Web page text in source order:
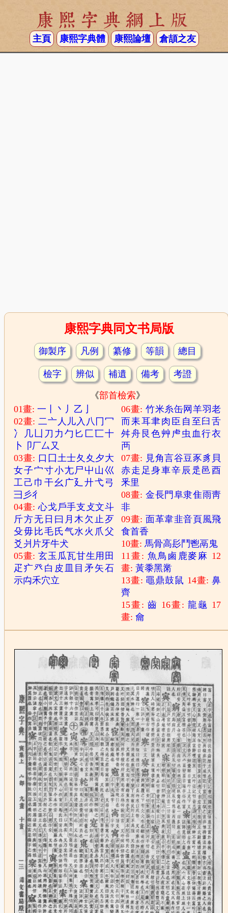
康熙字典網上版
主頁 康熙字典體 康熙論壇 倉頡之友
康熙字典同文书局版
御製序 凡例 纂修 等韻 總目
檢字 辨似 補遺 備考 考證
《部首檢索》
01畫:一 丶 丿 乙
02畫:二亠 人 儿入 八 冂冖
冫
几 凵 刀 力 勹 匕 匚匸十
卜
卩厂厶 又
03畫: 口 囗 土士夂 夊 夕大
女子宀寸小尢尸 屮 山巛
工 己 巾 干幺 广廴廾弋弓
彐 彡彳
04畫:心戈 戶手支 攴文斗
斤方无 日 曰 月木 欠止 歹
殳毋 比毛 氏气水 火 爪父
爻 爿 片牙牛犬
05畫:玄玉 瓜瓦甘生用 田
疋 疒癶 白 皮 目矛 矢石
示禸禾穴立
06畫: 竹米糸缶网 羊羽老
而耒耳聿肉 臣 自 至 臼舌
舛舟 艮色艸 虍 虫 血行衣
襾
07畫: 見角言谷豆豕豸 貝
赤走 足身車辛辰 辵 邑酉
釆里
08畫: 金長門 阜隶隹雨靑
非
09畫: 面革韋韭音頁風飛
食首香
10畫:馬骨高髟 鬥鬯鬲 鬼
11畫: 魚鳥 鹵 鹿麥 麻 12
畫:黃黍黑黹
13畫: 黽鼎鼓鼠 14畫:鼻
齊
15畫:齒 16畫:龍龜 17
畫:龠